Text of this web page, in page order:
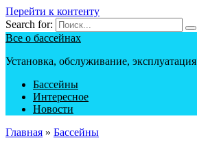
Перейти к контенту
Search for:
Все о бассейнах
Установка, обслуживание, эксплуатация
Бассейны
Интересное
Новости
Главная » Бассейны